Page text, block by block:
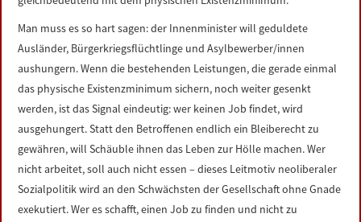
Man muss es so hart sagen: der Innenminister will geduldete
Ausländer, Bürgerkriegsflüchtlinge und Asylbewerber/innen
aushungern. Wenn die bestehenden Leistungen, die gerade einmal
das physische Existenzminimum sichern, noch weiter gesenkt
werden, ist das Signal eindeutig: wer keinen Job findet, wird
ausgehungert. Statt den Betroffenen endlich ein Bleiberecht zu
gewähren, will Schäuble ihnen das Leben zur Hölle machen. Wer
nicht arbeitet, soll auch nicht essen – dieses Leitmotiv neoliberaler
Sozialpolitik wird an den Schwächsten der Gesellschaft ohne Gnade
exekutiert. Wer es schafft, einen Job zu finden und nicht zu